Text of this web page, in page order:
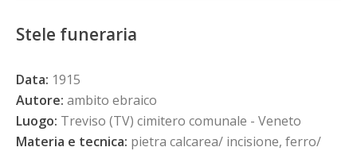
Stele funeraria
Data: 1915
Autore: ambito ebraico
Luogo: Treviso (TV) cimitero comunale - Veneto
Materia e tecnica: pietra calcarea/ incisione, ferro/